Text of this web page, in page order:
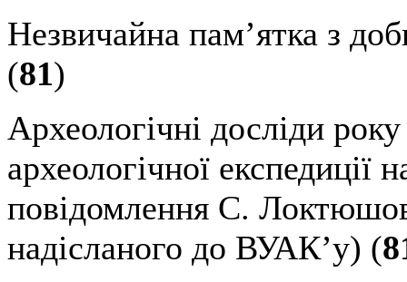
Незвичайна пам’ятка з
(81)
Археологічні досліди
археологічної експедиції
повідомлення С.
надісланого до ВУАК’у) (